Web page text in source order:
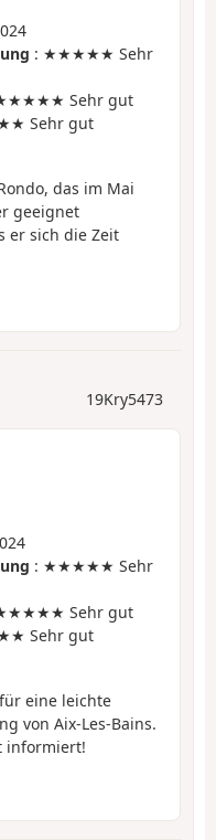
: ★★★★★ Sehr
Sehr gut
Sehr gut
das im Mai
geeignet
er sich die Zeit
19Kry5473
: ★★★★★ Sehr
Sehr gut
Sehr gut
eine leichte
von Aix-Les-Bains.
informiert!